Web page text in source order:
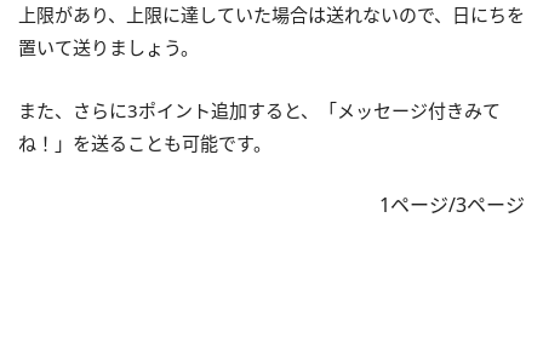
上限があり、上限に達していた場合は送れないので、日にちを
置いて送りましょう。
また、さらに3ポイント追加すると、「メッセージ付きみて
ね！」を送ることも可能です。
1ページ/3ページ